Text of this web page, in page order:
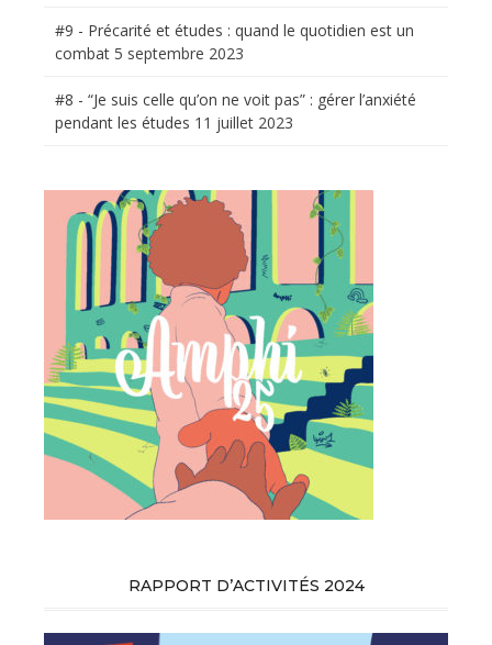
#9 - Précarité et études : quand le quotidien est un
combat 5 septembre 2023
#8 - “Je suis celle qu’on ne voit pas” : gérer l’anxiété
pendant les études 11 juillet 2023
RAPPORT D’ACTIVITÉS 2024